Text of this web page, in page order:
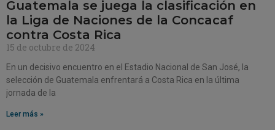
Guatemala se juega la clasificación en
la Liga de Naciones de la Concacaf
contra Costa Rica
15 de octubre de 2024
En un decisivo encuentro en el Estadio Nacional de San José, la
selección de Guatemala enfrentará a Costa Rica en la última
jornada de la
Leer más »